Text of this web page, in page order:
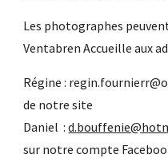
Les photographes
Ventabren Accueille aux
Régine :
de notre site
Daniel :
sur notre compte